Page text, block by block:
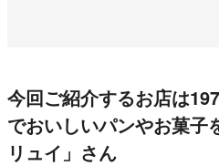
今回ご紹介するお店は
でおいしいパンやお菓子
リュイ」さん